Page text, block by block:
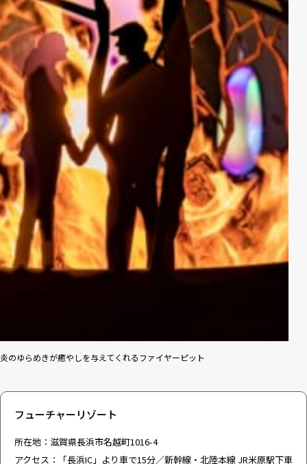
炎のゆらめきが癒やしを与えてくれるファイヤーピット
フューチャーリゾート
所在地：滋賀県長浜市名越町1016-4
アクセス：「長浜IC」より車で15分／新幹線・北陸本線 JR米原駅下車